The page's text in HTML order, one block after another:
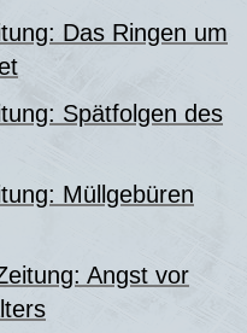
Das Ringen um
Spätfolgen des
Müllgebüren
Angst vor